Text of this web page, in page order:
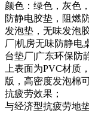
颜色：绿色，灰色
防静电胶垫，阻燃
发泡垫，无味发泡
厂|机房无味防静电
台垫厂|广东环保防
上表面为PVC材质
版，高密度发泡棉
抗疲劳效果；
与经济型抗疲劳地